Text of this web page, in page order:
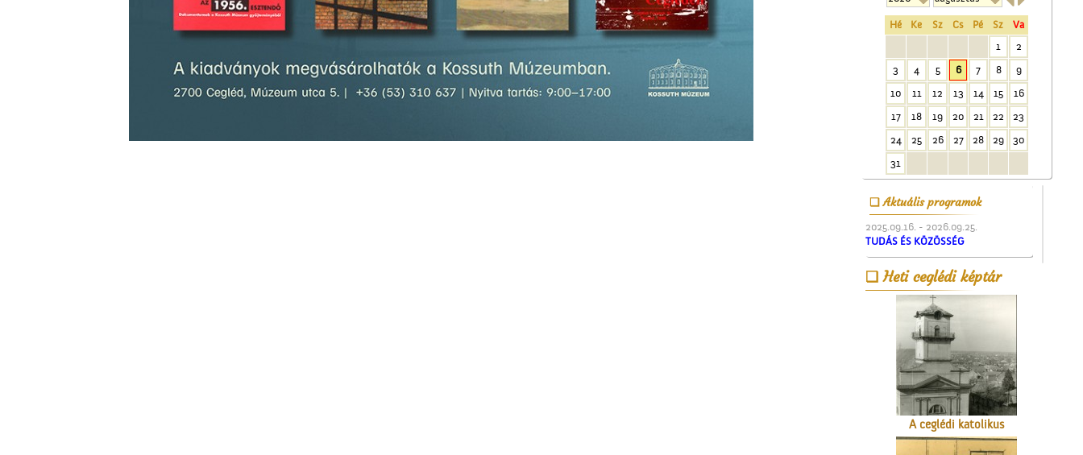
Hé Ke Sz Cs Pé Sz
Va
1
2
3
4 5 6 7 8
9
10
11 12 13 14 15
16
17
18 19 20 21 22
23
24
25 26 27 28 29
30
31
Aktuális programok
2025.09.16. - 2026.09.25.
TUDÁS ÉS KÖZÖSSÉG
Heti ceglédi képtár
A régi ceglédi evangélikus
Ünnepi Kossuth Hét
Cegléden 1948-ban
A ceglédi katolikus
templom tornya